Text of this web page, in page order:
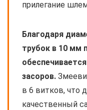
прилегание
Благодаря
трубок в 10 мм
засоров.
в 6 витков, что
качественный